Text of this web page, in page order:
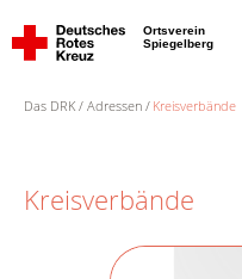
Ortsverein
Spiegelberg
Das DRK Adressen Kreisverbände
Kreisverbände